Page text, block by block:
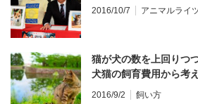
2016/10/7 アニマルライ
猫が犬の数を上回りつ
犬猫の飼育費用から考
2016/9/2 飼い方